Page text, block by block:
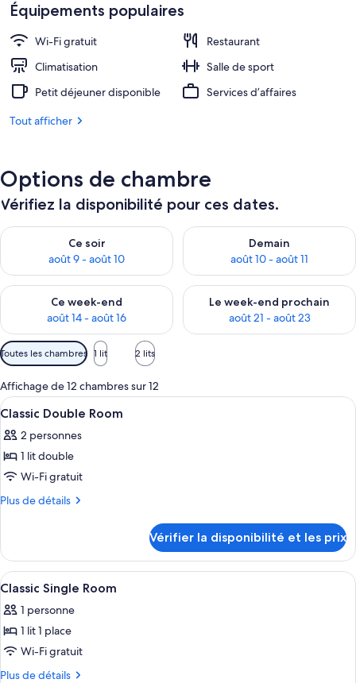
Petit déjeuner, déjeuner et dîner
Équipements populaires
Wi-Fi gratuit
Restaurant
Climatisation
Salle de sport
Petit déjeuner disponible
Services d’affaires
Tout afficher
Options de chambre
Vérifiez la disponibilité pour ces dates.
Ce soir
août 9 - août 10
Vérifier la disponibilité pour ce soir août 9 - août 10
Demain
août 10 - août 11
Vérifier la disponibilité pour
Ce week-end
août 14 - août 16
Vérifier la disponibilité pour ce week-end août 14 - août 16
Le week-end prochain
août 21 - août 23
Vérifier la disponibilité pour
Filtres
disponibles
pour
les
chambres
Toutes les chambres 1 lit 2 lits
Affichage de 12 chambres sur 12
Afficher
toutes
les
photos
pour
ce
chambre :
Classic
Double
Room
Une chambre d’hôtel avec un lit,
3
Classic Double Room
2 personnes
1 lit double
Wi-Fi gratuit
Plus de détails
Plus
le
type
de
Classic
Double
Vérifier la disponibilité et les prix
Afficher
toutes
les
photos
pour
ce
Literie de qualité supérieure,
4
Classic Single Room
1 personne
1 lit 1 place
Wi-Fi gratuit
Plus de détails
Plus